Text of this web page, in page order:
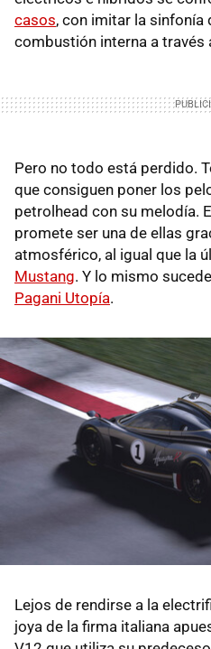
casos, con imitar la sinfonía
combustión interna a través
Pero no todo está perdido.
que consiguen poner los
petrolhead con su melodía.
promete ser una de ellas
atmosférico, al igual que la
Mustang. Y lo mismo
Pagani Utopía.
Lejos de rendirse a la
joya de la firma italiana